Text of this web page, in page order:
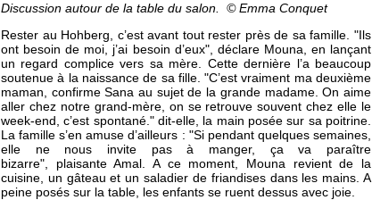
Discussion autour de la table du salon. © Emma Conquet
Rester au Hohberg, c’est avant tout rester près de sa famille. "Ils
ont besoin de moi, j’ai besoin d’eux", déclare Mouna, en lançant
un regard complice vers sa mère. Cette dernière l’a beaucoup
soutenue à la naissance de sa fille. "C’est vraiment ma deuxième
maman, confirme Sana au sujet de la grande madame. On aime
aller chez notre grand-mère, on se retrouve souvent chez elle le
week-end, c’est spontané." dit-elle, la main posée sur sa poitrine.
La famille s’en amuse d’ailleurs : "Si pendant quelques semaines,
elle ne nous invite pas à manger, ça va paraître
bizarre", plaisante Amal. A ce moment, Mouna revient de la
cuisine, un gâteau et un saladier de friandises dans les mains. A
peine posés sur la table, les enfants se ruent dessus avec joie.